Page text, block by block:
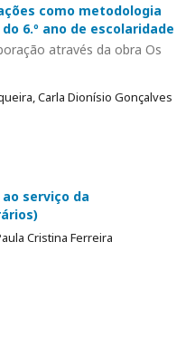
como metodologia
6.º ano de escolaridade
através da obra Os
Carla Dionísio Gonçalves
serviço da
Cristina Ferreira